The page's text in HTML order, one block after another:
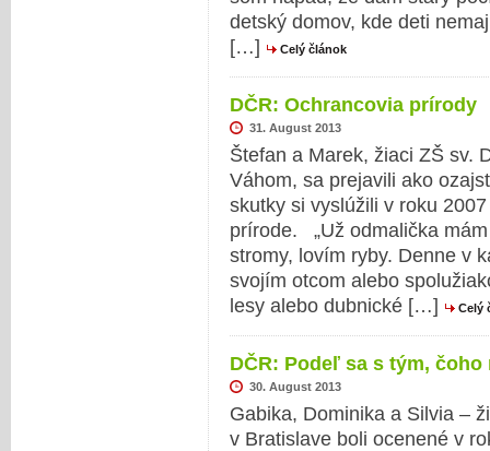
detský domov, kde deti
[…]
Celý článok
DČR: Ochrancovia prírody
31. August 2013
Štefan a Marek, žiaci ZŠ sv.
Váhom, sa prejavili ako
skutky si vyslúžili v roku
prírode. „Už odmalička
stromy, lovím ryby. Denne v
svojím otcom alebo
lesy alebo dubnické […]
Celý
DČR: Podeľ sa s tým, čoho
30. August 2013
Gabika, Dominika a Silvia –
v Bratislave boli ocenené v